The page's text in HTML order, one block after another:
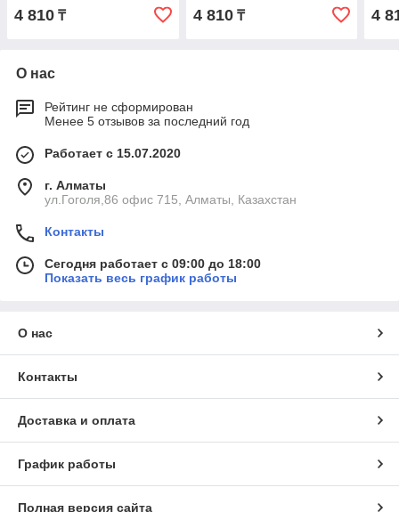
4 810 ₸ 4 810₸ 4
О нас
Рейтинг не сформирован
Менее 5 отзывов за последний год
Работает с 15.07.2020
г. Алматы
ул.Гоголя,86 офис 715, Алматы, Казахстан
Контакты
Сегодня работает с 09:00 до 18:00
Показать весь график работы
О нас
Контакты
Доставка и оплата
График работы
Полная версия сайта